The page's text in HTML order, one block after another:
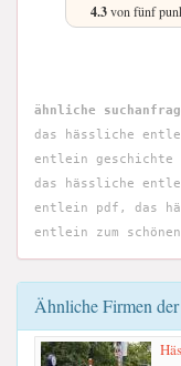
4.3von fünf
ähnliche
das hässliche
entlein geschichte
das hässliche
entlein pdf, das
entlein zum schönen
Ähnliche Firmen